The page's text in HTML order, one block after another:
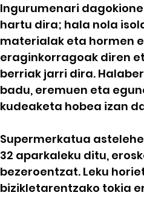
Ingurumenari
hartu dira; hala nola
materialak eta hormen
eraginkorragoak diren
berriak jarri dira.
badu, eremuen eta
kudeaketa hobea izan
Supermerkatua
32 aparkaleku ditu,
bezeroentzat. Leku
bizikletarentzako tokia